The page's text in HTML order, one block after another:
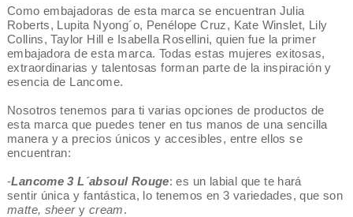
Como embajadoras de esta marca se encuentran Julia
Roberts, Lupita Nyong´o, Penélope Cruz, Kate Winslet, Lily
Collins, Taylor Hill e Isabella Rosellini, quien fue la primer
embajadora de esta marca. Todas estas mujeres exitosas,
extraordinarias y talentosas forman parte de la inspiración y
esencia de Lancome.
Nosotros tenemos para ti varias opciones de productos de
esta marca que puedes tener en tus manos de una sencilla
manera y a precios únicos y accesibles, entre ellos se
encuentran:
-Lancome 3 L´absoul Rouge: es un labial que te hará
sentir única y fantástica, lo tenemos en 3 variedades, que son
matte, sheery cream.